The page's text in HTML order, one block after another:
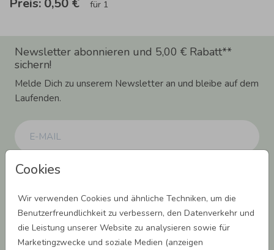
Cookies
Wir verwenden Cookies und ähnliche Techniken, um die
Benutzerfreundlichkeit zu verbessern, den Datenverkehr und
die Leistung unserer Website zu analysieren sowie für
Marketingzwecke und soziale Medien (anzeigen
für 1
Newsletter abonnieren und 5,00 € Rabatt**
sichern!
Melde Dich zu unserem Newsletter an und bleibe auf dem
Laufenden.
Einwilligung zur Datennutzung für Marketingzwecke: Hiermit willigst Du ein,
Produktinformationen zu Deinen Interessen auf anderen Plattformen wie
Facebook und Google anzeigen. Um Dir diesen Service anbieten zu können,
nutzen wir Deine personenbezogenen Daten und teilen diese auch mit Dritten,
wenn erforderlich. Du kannst diese Einwilligung jederzeit widerrufen. Weitere
Informationen erhätst Du in unserer Datenschutzerklärung.